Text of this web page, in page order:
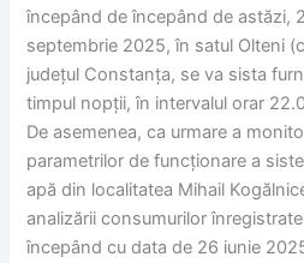
începând de începând de astăzi,
septembrie 2025, în satul Olteni
județul Constanța, se va sista
timpul nopții, în intervalul orar
De asemenea, ca urmare a
parametrilor de funcționare a
apă din localitatea Mihail
analizării consumurilor
începând cu data de 26 iunie